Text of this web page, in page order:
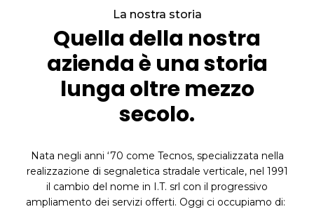
La nostra storia
Quella della nostra
azienda è una storia
lunga oltre mezzo
secolo.
Nata negli anni ‘70 come Tecnos, specializzata nella
realizzazione di segnaletica stradale verticale, nel 1991
il cambio del nome in I.T. srl con il progressivo
ampliamento dei servizi offerti. Oggi ci occupiamo di: